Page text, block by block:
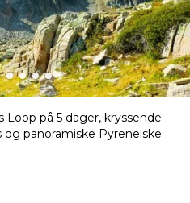
Loop på 5 dager, kryssende
og panoramiske Pyreneiske